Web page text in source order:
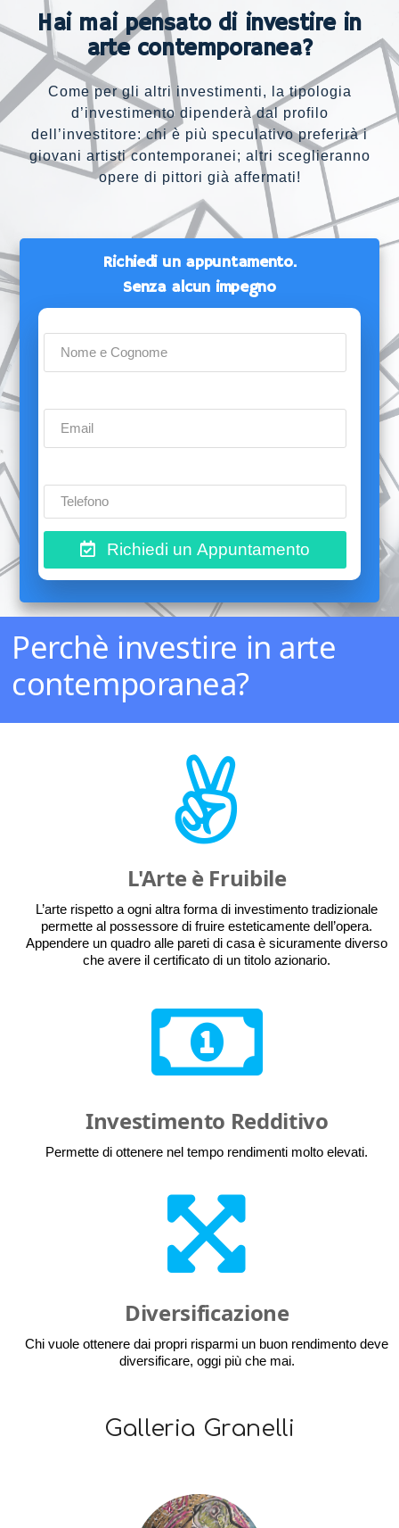
Hai mai pensato di investire in
arte contemporanea?
Come per gli altri investimenti, la tipologia
d’investimento dipenderà dal profilo
dell’investitore: chi è più speculativo preferirà i
giovani artisti contemporanei; altri sceglieranno
opere di pittori già affermati!
Richiedi un appuntamento.
Senza alcun impegno
Richiedi un Appuntamento
Perchè investire in arte
contemporanea?
L'Arte è Fruibile
L’arte rispetto a ogni altra forma di investimento tradizionale
permette al possessore di fruire esteticamente dell’opera.
Appendere un quadro alle pareti di casa è sicuramente diverso
che avere il certificato di un titolo azionario.
Investimento Redditivo
Permette di ottenere nel tempo rendimenti molto elevati.
Diversificazione
Chi vuole ottenere dai propri risparmi un buon rendimento deve
diversificare, oggi più che mai.
Galleria Granelli